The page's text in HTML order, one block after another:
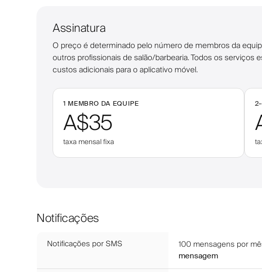
Assinatura
O preço é determinado pelo número de membros da
outros profissionais de salão/barbearia. Todos os serviços
custos adicionais para o aplicativo móvel.
1 MEMBRO DA EQUIPE
A$35
taxa mensal fixa
2–
Notificações
Notificações por SMS 100 mensagens por
mensagem